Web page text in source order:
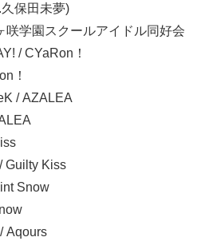
保田未夢)
咲学園スクールアイドル同好会
/ CYaRon！
！
/ AZALEA
Guilty Kiss
Snow
Aqours